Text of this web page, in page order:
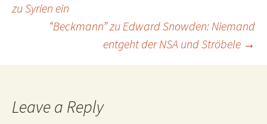
Post
navigation
zu Syrien ein
“Beckmann” zu Edward Snowden: Niemand
entgeht der NSA und Ströbele →
Leave a Reply